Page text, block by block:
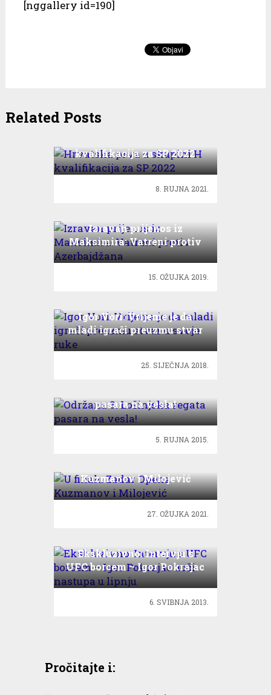
[nggallery id=190]
Related Posts
kvalifikacija za SP 2022
8. RUJNA 2021.
Izravan prijenos iz
Maksimira: Vatreni protiv
Azerbajdžana
15. OŽUJKA 2019.
Igor Vori: Vrijeme je da
mladi igrači preuzmu stvar
u svoje ruke
25. SIJEČNJA 2018.
pasara na vesla!
5. RUJNA 2015.
Kuzmanov i Milojević
27. OŽUJKA 2021.
Ekskluzivno: Intervju s
UFC borcem – Igor Pokrajac
uoči nastupa u lipnju
6. SVIBNJA 2013.
Pročitajte i: